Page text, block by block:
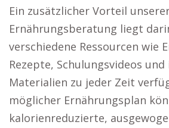
Ein zusätzlicher Vorteil
Ernährungsberatung liegt
verschiedene Ressourcen wie
Rezepte, Schulungsvideos
Materialien zu jeder Zeit
möglicher Ernährungsplan
kalorienreduzierte,